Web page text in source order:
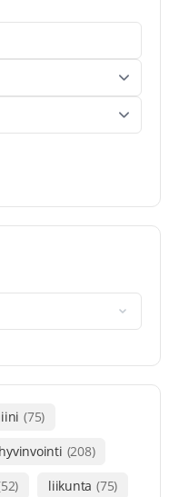
(75)
hyvinvointi (208)
liikunta (75)